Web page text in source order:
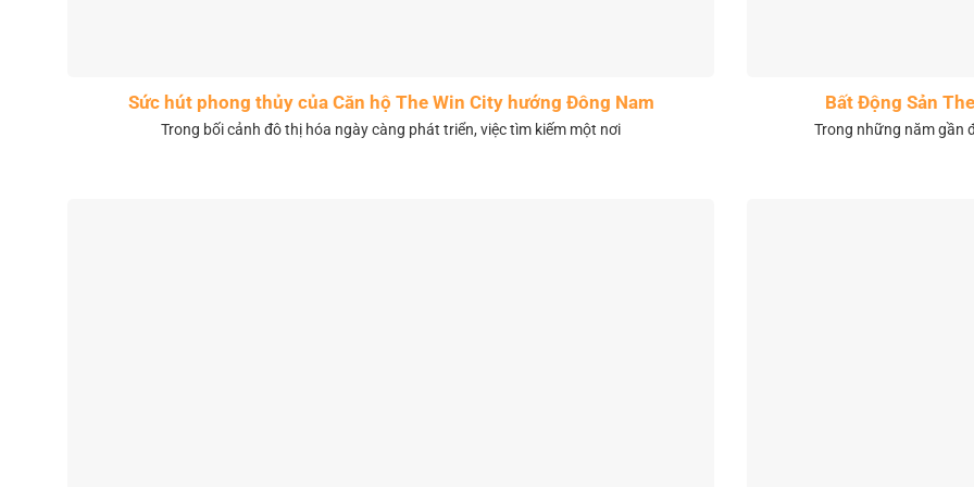
Sức hút phong thủy của Căn hộ The Win City hướng Đông Nam
Trong bối cảnh đô thị hóa ngày càng phát triển, việc tìm kiếm một nơi
Bất Động Sản
Trong những năm gần